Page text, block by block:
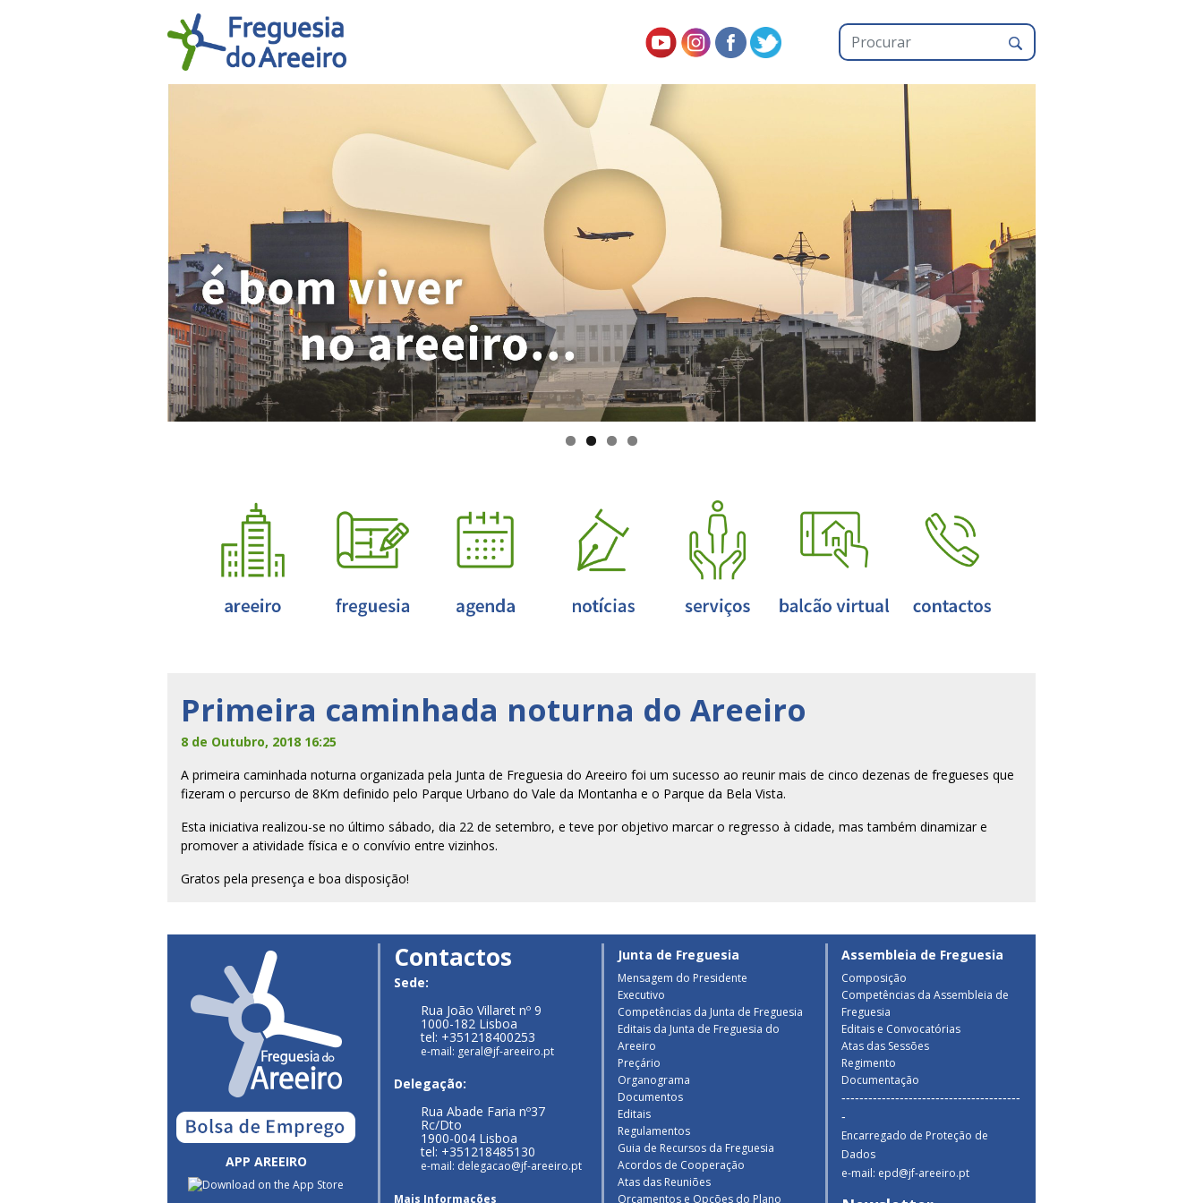
Primeira caminhada noturna do Areeiro
8 de Outubro, 2018 16:25
A primeira caminhada noturna organizada pela Junta de Freguesia do Areeiro foi um sucesso ao reunir mais de cinco dezenas de fregueses que
fizeram o percurso de 8Km definido pelo Parque Urbano do Vale da Montanha e o Parque da Bela Vista.
Esta iniciativa realizou-se no último sábado, dia 22 de setembro, e teve por objetivo marcar o regresso à cidade, mas também dinamizar e
promover a atividade física e o convívio entre vizinhos.
Gratos pela presença e boa disposição!
APP AREEIRO
Contactos
Sede:
Rua João Villaret nº 9
1000-182 Lisboa
tel: +351218400253
e-mail: geral@jf-areeiro.pt
Delegação:
Rua Abade Faria nº37
Rc/Dto
1900-004 Lisboa
tel: +351218485130
e-mail: delegacao@jf-areeiro.pt
Mais Informações
Junta de Freguesia
Mensagem do Presidente
Executivo
Competências da Junta de Freguesia
Editais da Junta de Freguesia do
Areeiro
Preçário
Organograma
Documentos
Editais
Regulamentos
Guia de Recursos da Freguesia
Acordos de Cooperação
Atas das Reuniões
Orçamentos e Opções do Plano
Assembleia de Freguesia
Composição
Competências da Assembleia de
Freguesia
Editais e Convocatórias
Atas das Sessões
Regimento
Documentação
----------------------------------------
-
Encarregado de Proteção de
Dados
e-mail: epd@jf-areeiro.pt